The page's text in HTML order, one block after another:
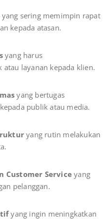
yang sering memimpin rapat
kepada atasan.
yang harus
layanan kepada klien.
yang bertugas
publik atau media.
yang rutin melakukan
Customer Service yang
pelanggan.
yang ingin meningkatkan